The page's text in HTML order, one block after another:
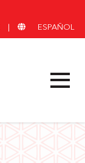
ESPAÑOL